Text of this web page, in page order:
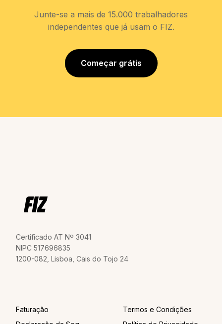
Junte-se a mais de 15.000 trabalhadores
independentes que já usam o FIZ.
Começar grátis
Certificado AT Nº 3041
NIPC 517696835
1200-082, Lisboa, Cais do Tojo 24
Faturação
Termos e Condições